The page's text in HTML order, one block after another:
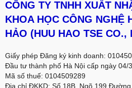
CÔNG TY TNHH XUẤT
KHOA HỌC CÔNG NGHỆ
HẢO (HUU HAO TSE CO.,
Giấy phép Đăng ký kinh doanh:
Đầu tư thành phố Hà Nội cấp ngày 04/
Mã số thuế: 0104509289
Địa chỉ ĐKKD: Số 18B, Ngõ 199